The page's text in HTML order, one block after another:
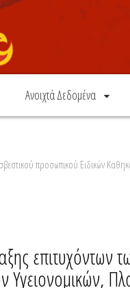
Ανοιχτά Δεδομένα
προσωπικού Ειδικών
επιτυχόντων
Υγειονομικών,